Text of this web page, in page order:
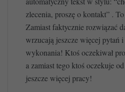
zlecenia, proszę o kontakt” .
Zamiast faktycznie rozwiązać
wrzucają jeszcze więcej pytań
wykonania! Ktoś oczekiwał
a zamiast tego ktoś oczekuje
jeszcze więcej pracy!